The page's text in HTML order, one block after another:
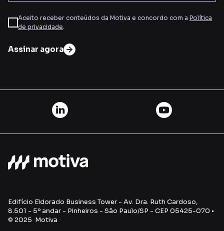
Aceito receber conteúdos da Motiva e concordo com a Política
de privacidade.
Assinar agora
Edifício Eldorado Business Tower - Av. Dra. Ruth Cardoso,
8.501 - 5º andar - Pinheiros - São Paulo/SP - CEP 05425-070 •
© 2025 Motiva